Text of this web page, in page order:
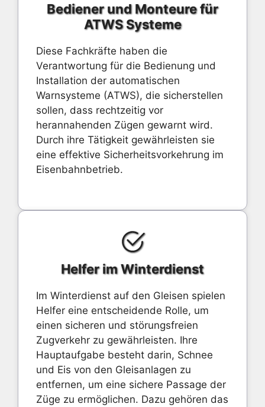
Bediener und Monteure für
ATWS Systeme
Diese Fachkräfte haben die
Verantwortung für die Bedienung und
Installation der automatischen
Warnsysteme (ATWS), die sicherstellen
sollen, dass rechtzeitig vor
herannahenden Zügen gewarnt wird.
Durch ihre Tätigkeit gewährleisten sie
eine effektive Sicherheitsvorkehrung im
Eisenbahnbetrieb.
Helfer im Winterdienst
Im Winterdienst auf den Gleisen spielen
Helfer eine entscheidende Rolle, um
einen sicheren und störungsfreien
Zugverkehr zu gewährleisten. Ihre
Hauptaufgabe besteht darin, Schnee
und Eis von den Gleisanlagen zu
entfernen, um eine sichere Passage der
Züge zu ermöglichen. Dazu gehören das